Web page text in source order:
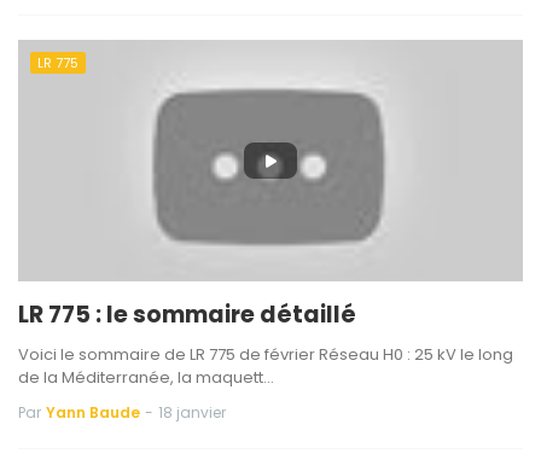
LR 775
LR 775 : le sommaire détaillé
Voici le sommaire de LR 775 de février Réseau H0 : 25 kV le long
de la Méditerranée, la maquett…
Par Yann Baude - 18 janvier